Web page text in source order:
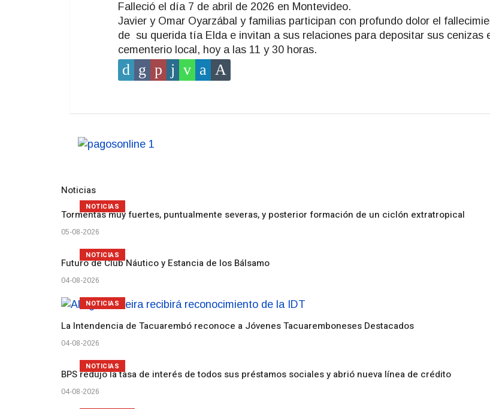
Falleció el día 7 de abril de 2026 en Montevideo.
Javier y Omar Oyarzábal y familias participan con profundo dolor el
de su querida tía Elda e invitan a sus relaciones para depositar sus cenizas
cementerio local, hoy a las 11 y 30 horas.
Noticias
Tormentas muy fuertes, puntualmente severas, y posterior formación de un ciclón extratropical
05-08-2026
NOTICIAS
Futuro de Club Náutico y Estancia de los Bálsamo
04-08-2026
NOTICIAS
La Intendencia de Tacuarembó reconoce a Jóvenes Tacuaremboneses Destacados
04-08-2026
NOTICIAS
BPS redujo la tasa de interés de todos sus préstamos sociales y abrió nueva línea de crédito
04-08-2026
NOTICIAS